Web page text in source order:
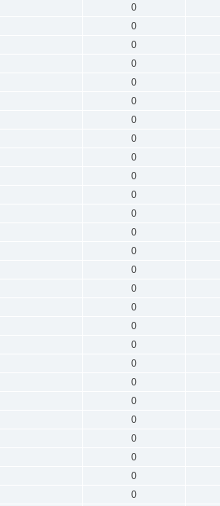
0
0
0
0
0
0
0
0
0
0
0
0
0
0
0
0
0
0
0
0
0
0
0
0
0
0
0